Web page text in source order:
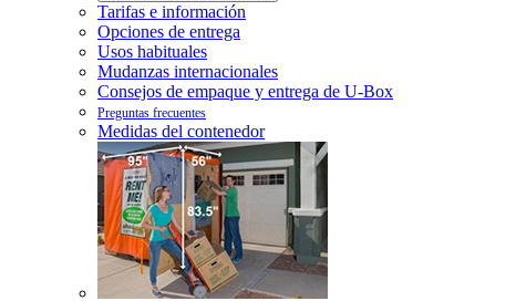
Tarifas e información
Opciones de entrega
Usos habituales
Mudanzas internacionales
Consejos de empaque y entrega de U-Box
Preguntas frecuentes
Medidas del contenedor